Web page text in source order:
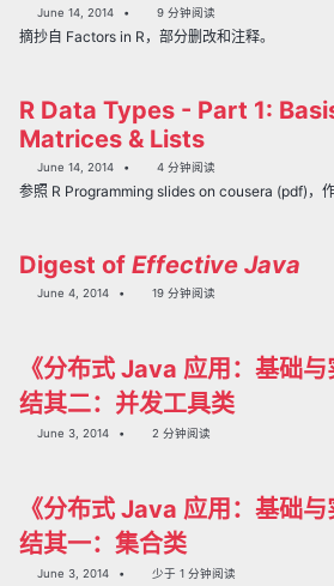
June 14, 2014 9 分钟阅读
摘抄自 Factors in R，部分删改和注释。
R Data Types - Part 1:
Matrices & Lists
June 14, 2014 4 分钟阅读
参照 R Programming slides on cousera (pdf)，作
Digest of Effective Java
June 4, 2014 19 分钟阅读
《分布式 Java 应用：基础
结其二：并发工具类
June 3, 2014 2 分钟阅读
《分布式 Java 应用：基础
结其一：集合类
June 3, 2014 少于 1 分钟阅读